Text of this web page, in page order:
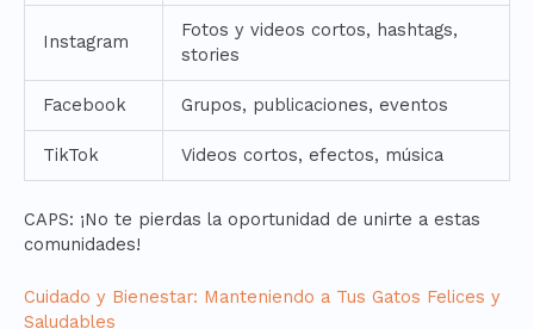
Instagram
Fotos y videos cortos, hashtags,
stories
Facebook Grupos, publicaciones, eventos
TikTok Videos cortos, efectos, música
CAPS: ¡No te pierdas la oportunidad de unirte a estas
comunidades!
Cuidado y Bienestar: Manteniendo a Tus Gatos Felices y
Saludables